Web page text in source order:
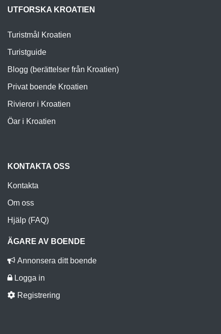
UTFORSKA KROATIEN
Turistmål Kroatien
Turistguide
Blogg (berättelser från Kroatien)
Privat boende Kroatien
Rivieror i Kroatien
Öar i Kroatien
KONTAKTA OSS
Kontakta
Om oss
Hjälp (FAQ)
ÄGARE AV BOENDE
Annonsera ditt boende
Logga in
Registrering